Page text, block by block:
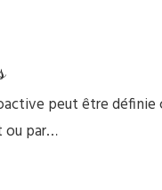
peut être définie
ou par…